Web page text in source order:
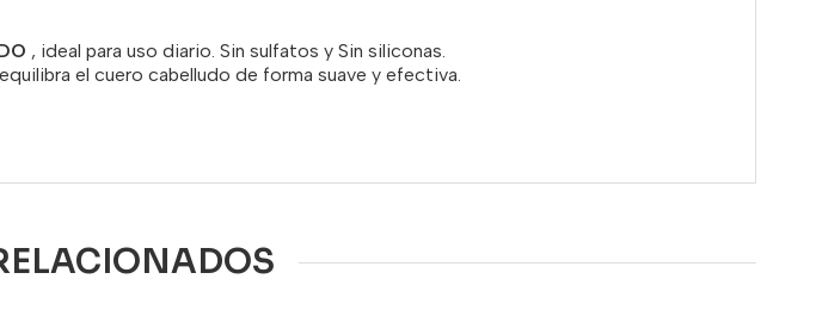
, ideal para uso diario. Sin sulfatos y Sin siliconas.
el cuero cabelludo de forma suave y efectiva.